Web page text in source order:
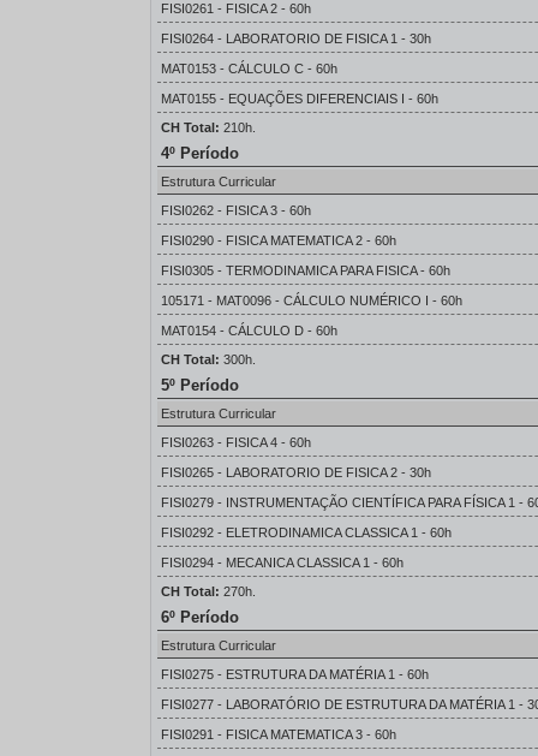
FISI0261 - FISICA 2 - 60h
FISI0264 - LABORATORIO DE FISICA 1 - 30h
MAT0153 - CÁLCULO C - 60h
MAT0155 - EQUAÇÕES DIFERENCIAIS I - 60h
CH Total: 210h.
4º Período
Estrutura Curricular
FISI0262 - FISICA 3 - 60h
FISI0290 - FISICA MATEMATICA 2 - 60h
FISI0305 - TERMODINAMICA PARA FISICA - 60h
105171 - MAT0096 - CÁLCULO NUMÉRICO I - 60h
MAT0154 - CÁLCULO D - 60h
CH Total: 300h.
5º Período
Estrutura Curricular
FISI0263 - FISICA 4 - 60h
FISI0265 - LABORATORIO DE FISICA 2 - 30h
FISI0279 - INSTRUMENTAÇÃO CIENTÍFICA PARA FÍSICA 1 -
FISI0292 - ELETRODINAMICA CLASSICA 1 - 60h
FISI0294 - MECANICA CLASSICA 1 - 60h
CH Total: 270h.
6º Período
Estrutura Curricular
FISI0275 - ESTRUTURA DA MATÉRIA 1 - 60h
FISI0277 - LABORATÓRIO DE ESTRUTURA DA MATÉRIA 1 -
FISI0291 - FISICA MATEMATICA 3 - 60h